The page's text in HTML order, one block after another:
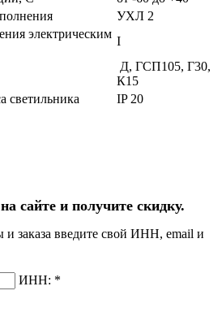
УХЛ 2
электрическим
I
Д, ГСП105, Г30,
К15
светильника
IP 20
сайте и получите скидку.
заказа введите свой ИНН, email и
ИНН: *